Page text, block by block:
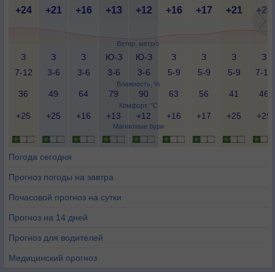
Ветер, метр/с
Влажность, %
Комфорт, °C
Магнитные бури
+24 +21 +16 +13 +12 +16 +17 +21 +20
З
7-12
З
3-6
З
3-6
Ю-З
3-6
Ю-З
3-6
З
5-9
З
5-9
З
5-9
З
7-12
36 49 64 79 90 63 56 41 46
+25 +25 +16 +13 +12 +16 +17 +25 +25
Погода сегодня
Прогноз погоды на завтра
Почасовой прогноз на сутки
Прогноз на 14 дней
Прогноз для водителей
Медицинский прогноз